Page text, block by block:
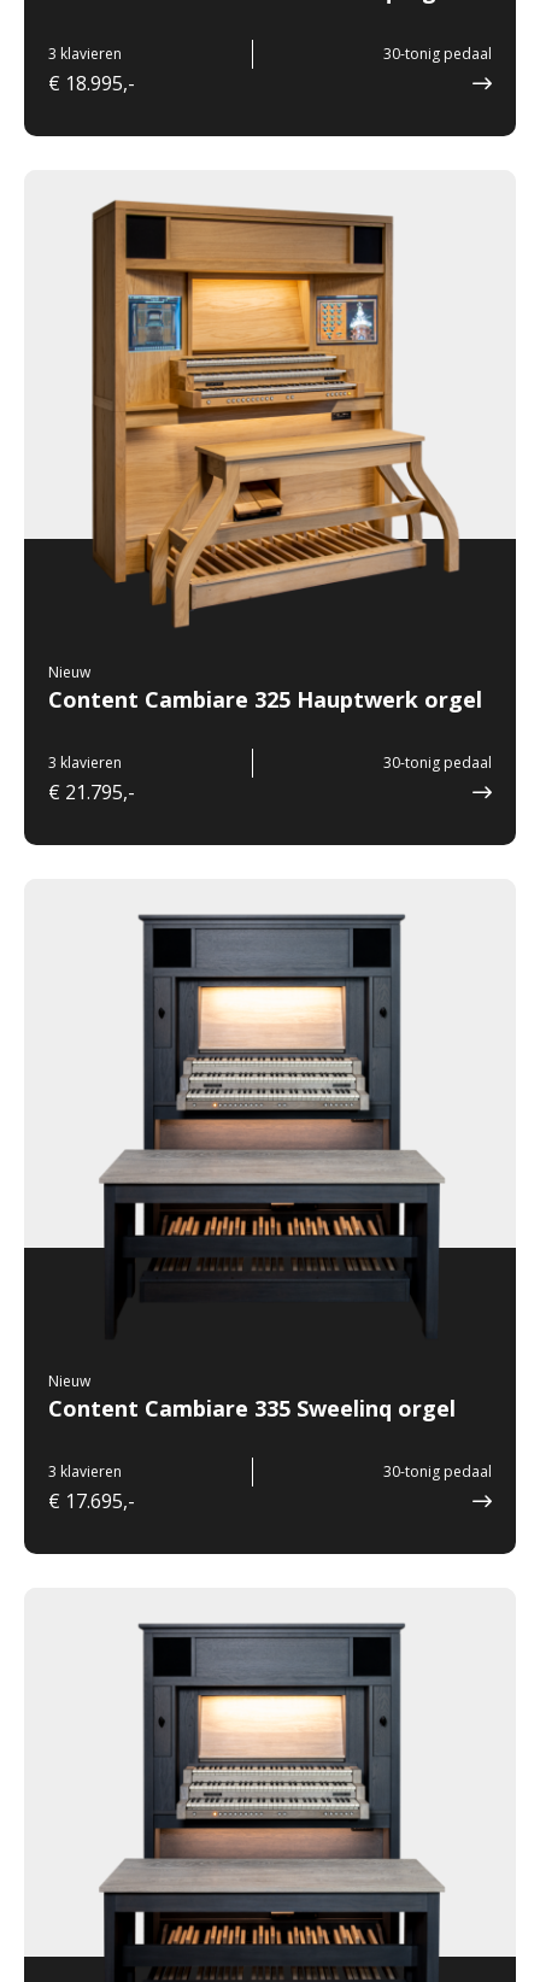
3 klavieren 30-tonig pedaal
€ 18.995,-
Nieuw
Content Cambiare 325 Hauptwerk orgel
3 klavieren 30-tonig pedaal
€ 21.795,-
Nieuw
Content Cambiare 335 Sweelinq orgel
3 klavieren 30-tonig pedaal
€ 17.695,-